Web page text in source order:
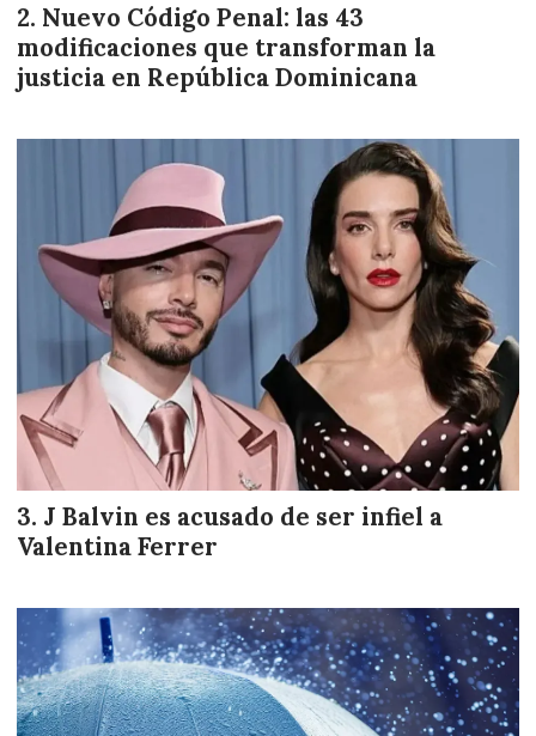
Nuevo Código Penal: las 43
modificaciones que transforman la
justicia en República Dominicana
J Balvin es acusado de ser infiel a
Valentina Ferrer